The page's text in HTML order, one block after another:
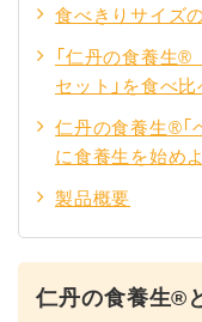
食べきりサイズ
「仁丹の食養
セット」を食べ
仁丹の食養生®「
に食養生を始めよ
製品概要
仁丹の食養生®